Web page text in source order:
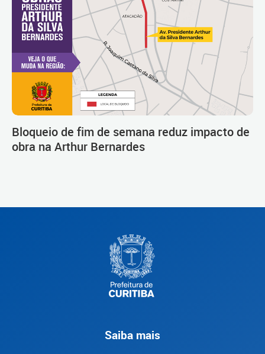
Bloqueio de fim de semana reduz impacto de
obra na Arthur Bernardes
Saiba mais